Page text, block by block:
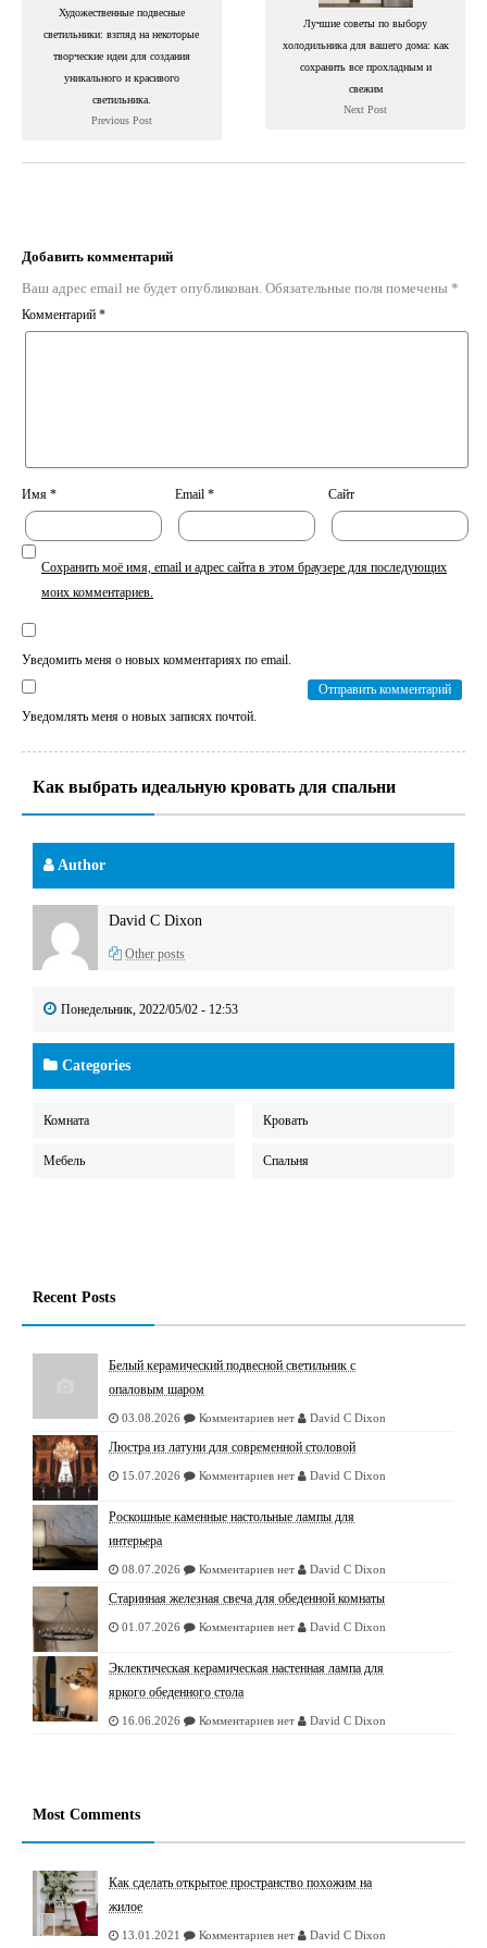
Художественные подвесные
светильники: взгляд на некоторые
творческие идеи для создания
уникального и красивого
светильника.
Previous Post
Лучшие советы по выбору
холодильника для вашего дома: как
сохранить все прохладным и
свежим
Next Post
Добавить комментарий
Ваш адрес email не будет опубликован. Обязательные поля помечены *
Комментарий *
Имя * Email * Сайт
Сохранить моё имя, email и адрес сайта в этом браузере для последующих
моих комментариев.
Уведомить меня о новых комментариях по email.
Уведомлять меня о новых записях почтой.
Как выбрать идеальную кровать для спальни
Author
David C Dixon
Other posts
Понедельник, 2022/05/02 - 12:53
Categories
Комната Кровать
Мебель Спальня
Recent Posts
Белый керамический подвесной светильник с
опаловым шаром
03.08.2026 Комментариев нет David C Dixon
Люстрa из латуни для современной столовой
15.07.2026 Комментариев нет David C Dixon
Роскошные каменные настольные лампы для
интерьера
08.07.2026 Комментариев нет David C Dixon
Старинная железная свеча для обеденной комнаты
01.07.2026 Комментариев нет David C Dixon
Эклектическая керамическая настенная лампа для
яркого обеденного стола
16.06.2026 Комментариев нет David C Dixon
Most Comments
Как сделать открытое пространство похожим на
жилое
13.01.2021 Комментариев нет David C Dixon